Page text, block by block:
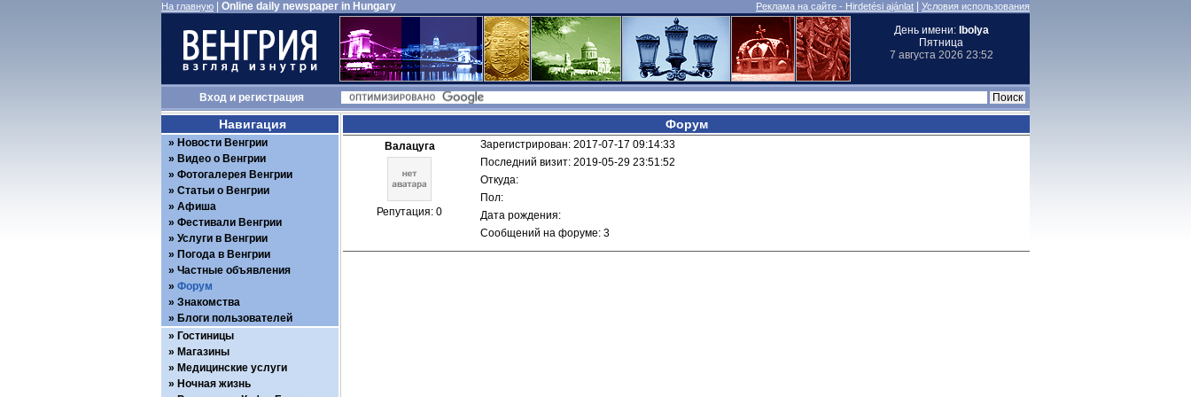
На главную Online daily newspaper in Hungary Реклама на сайте - Hirdetési ajánlat Условия использования
День имени: Ibolya
Пятница
7 августа 2026 23:52
Входи регистрация
Форум
Валацуга
Репутация: 0
Зарегистрирован: 2017-07-17 09:14:33
Последний визит: 2019-05-29 23:51:52
Откуда:
Пол:
Дата рождения:
Сообщений на форуме: 3
Навигация
Новости Венгрии
Видео о Венгрии
Фотогалерея Венгрии
Статьи о Венгрии
Афиша
Фестивали Венгрии
Услуги в Венгрии
Погода в Венгрии
Частные объявления
Форум
Знакомства
Блоги пользователей
Гостиницы
Магазины
Медицинские услуги
Ночная жизнь